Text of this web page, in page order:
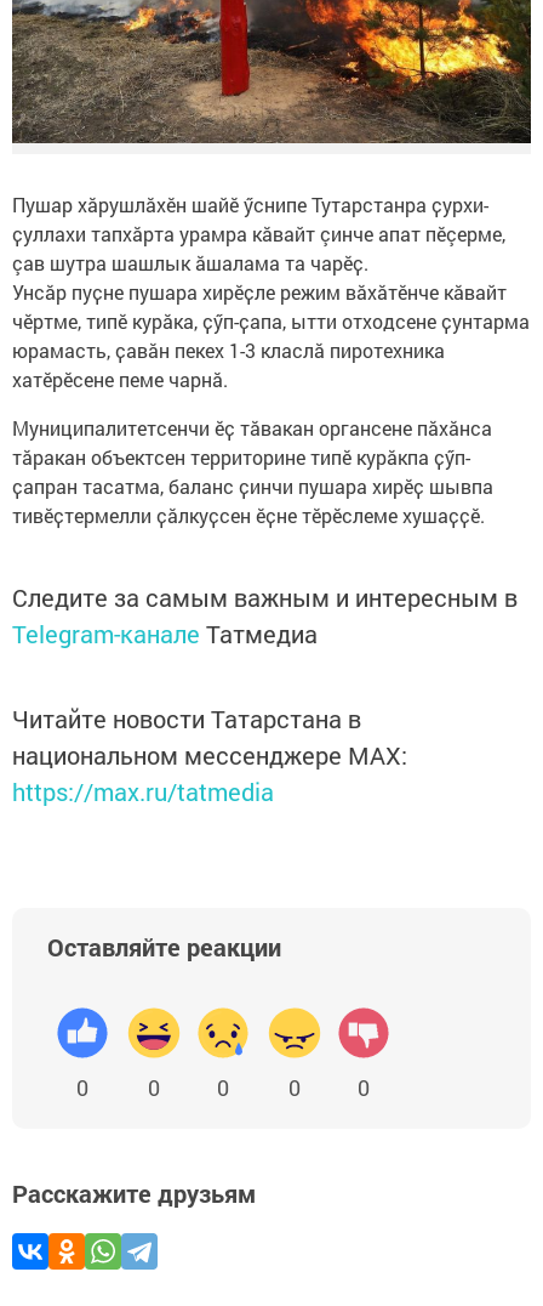
Пушар хӑрушлӑхӗн шайӗ ӳснипе Тутарстанра ҫурхи-
ҫуллахи тапхӑрта урамра кăвайт çинче апат пӗçерме,
çав шутра шашлык ăшалама та чарӗҫ.
Унсӑр пуҫне пушара хирӗҫле режим вӑхӑтӗнче кӑвайт
чӗртме, типӗ курӑка, ҫӳп-ҫапа, ытти отходсене ҫунтарма
юрамасть, ҫавӑн пекех 1-3 класлă пиротехника
хатӗрӗсене пеме чарнă.
Муниципалитетсенчи ӗҫ тӑвакан органсене пӑхӑнса
тӑракан объектсен территорине типӗ курӑкпа ҫӳп-
ҫапран тасатма, баланс ҫинчи пушара хирӗҫ шывпа
тивӗҫтермелли ҫӑлкуҫсен ӗҫне тӗрӗслеме хушаҫҫӗ.
Следите за самым важным и интересным в
Telegram-канале Татмедиа
Читайте новости Татарстана в
национальном мессенджере MАХ:
https://max.ru/tatmedia
Оставляйте реакции
0 0 0 0 0
Расскажите друзьям